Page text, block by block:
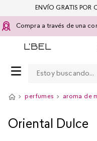
Compra a través de una
ENVÍO GRATIS POR
perfumes aroma de
Oriental Dulce